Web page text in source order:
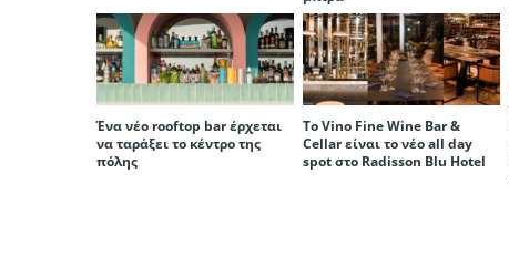
Ένα νέο rooftop bar έρχεται
να ταράξει το κέντρο της
πόλης
Το Vino Fine Wine Bar &
Cellar είναι το νέο all day
spot στο Radisson Blu Hotel